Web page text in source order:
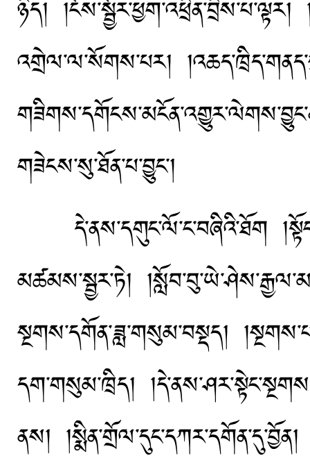
ཉིད།
འགྲེལ་ལ་སོགས་པར།
གཟེངས་སུ་ཐོན་པ་བྱུང་།
དེ་ནས་དགུང་ལོ་ང་བཞིའི་ཐོག
མཚམས་སྦྱར་ཏེ།
སྔགས་དགོན་ཟླ་གསུམ་བསྡད།
དག་གསུམ་ཁྲིད།
ནས། །སྨིན་གྲོལ་དུང་དཀར་དགོན་དུ་བྱོན།